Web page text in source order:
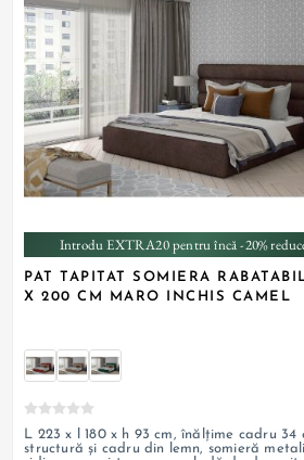
Introdu EXTRA20 pentru încă -20%
PAT TAPITAT SOMIERA
X 200 CM MARO INCHIS CAMEL
L 223 x l 180 x h 93 cm, înălțime cadru 34
structură și cadru din lemn, somieră